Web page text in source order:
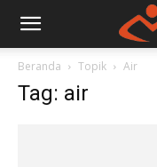
Beranda Topik Air
Tag: air